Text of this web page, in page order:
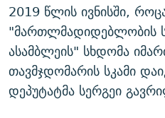
2019 წლის ივნისში,
"მართლმადიდებლობის
ასამბლეის" სხდომა
თავმჯდომარის სკამი
დეპუტატმა სერგეი